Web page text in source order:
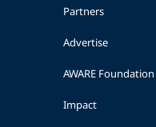
Partners
Advertise
AWARE Foundation
Impact